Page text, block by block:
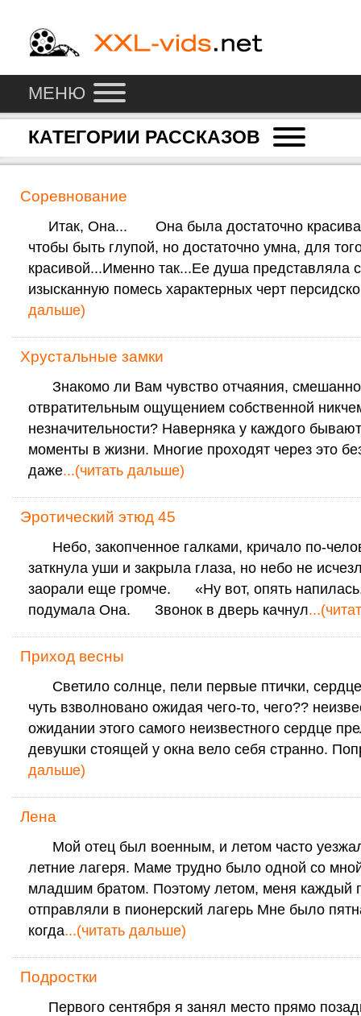
МЕНЮ
КАТЕГОРИИ РАССКАЗОВ
Соревнование
Итак, Она... Она была достаточно красива,
чтобы быть глупой, но достаточно умна, для
красивой...Именно так...Ее душа представляла
изысканную помесь характерных черт
дальше)
Хрустальные замки
Знакомо ли Вам чувство отчаяния,
отвратительным ощущением собственной
незначительности? Наверняка у каждого
моменты в жизни. Многие проходят через это
даже...(читать дальше)
Эротический этюд 45
Небо, закопченное галками, кричало по-
заткнула уши и закрыла глаза, но небо не
заорали еще громче. «Ну вот, опять
подумала Она. Звонок в дверь качнул
Приход весны
Светило солнце, пели первые птички, сердце
чуть взволновано ожидая чего-то, чего??
ожидании этого самого неизвестного сердце
девушки стоящей у окна вело себя странно.
дальше)
Лена
Мой отец был военным, и летом часто
летние лагеря. Маме трудно было одной со
младшим братом. Поэтому летом, меня каждый
отправляли в пионерский лагерь Мне было
когда...(читать дальше)
Подростки
Первого сентября я занял место прямо